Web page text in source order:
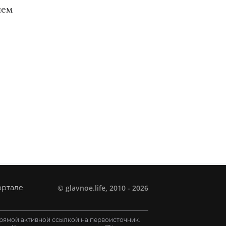
© glavnoe.life , 2010 - 2026
активной ссылкой на первоисточник.